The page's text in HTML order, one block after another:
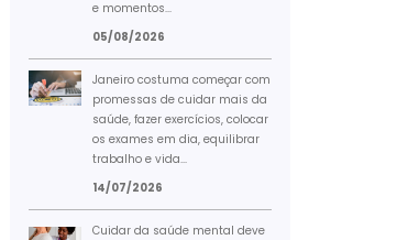
e momentos...
05/08/2026
Janeiro costuma começar com
promessas de cuidar mais da
saúde, fazer exercícios, colocar
os exames em dia, equilibrar
trabalho e vida...
14/07/2026
Cuidar da saúde mental deve